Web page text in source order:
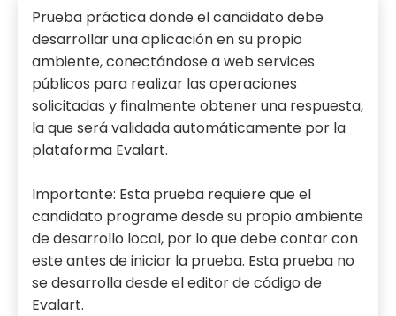
Prueba práctica donde el candidato debe
desarrollar una aplicación en su propio
ambiente, conectándose a web services
públicos para realizar las operaciones
solicitadas y finalmente obtener una respuesta,
la que será validada automáticamente por la
plataforma Evalart.
Importante: Esta prueba requiere que el
candidato programe desde su propio ambiente
de desarrollo local, por lo que debe contar con
este antes de iniciar la prueba. Esta prueba no
se desarrolla desde el editor de código de
Evalart.